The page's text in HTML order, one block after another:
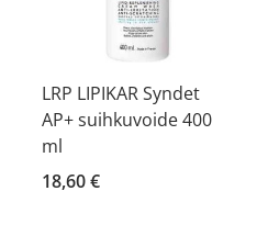
LRP LIPIKAR Syndet
AP+ suihkuvoide 400
ml
18,60 €